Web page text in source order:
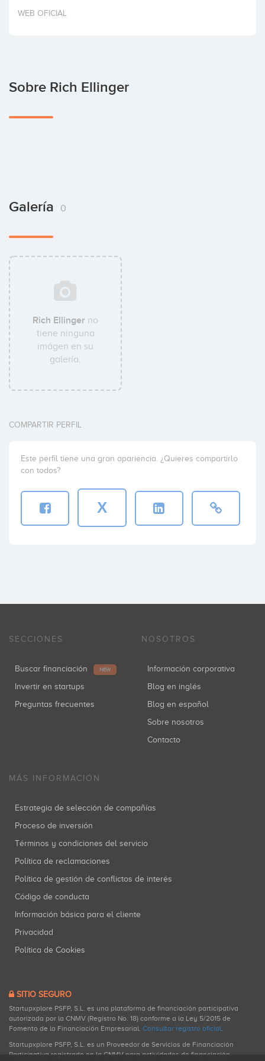
Invertir
WEB OFICIAL
Sobre Rich Ellinger
Galería 0
Rich Ellinger no
tiene ninguna
imágen en su
galería.
COMPARTIR PERFIL
Este perfil tiene una gran apariencia. ¿Quieres compartirlo
con todos?
X
SECCIONES
Buscar financiación NEW
Invertir en startups
Preguntas frecuentes
NOSOTROS
Información corporativa
Blog en inglés
Blog en español
Sobre nosotros
Contacto
MÁS INFORMACIÓN
Estrategia de selección de compañías
Proceso de inversión
Términos y condiciones del servicio
Política de reclamaciones
Política de gestión de conflictos de interés
Código de conducta
Información básica para el cliente
Privacidad
Política de Cookies
SITIO SEGURO
Startupxplore PSFP, S.L. es una plataforma de financiación participativa
autorizada por la CNMV (Registro No. 18) conforme a la Ley 5/2015 de
Fomento de la Financiación Empresarial. Consultar registro oficial.
Startupxplore PSFP, S.L. es un Proveedor de Servicios de Financiación
Participativa registrado en la CNMV para actividades de financiación